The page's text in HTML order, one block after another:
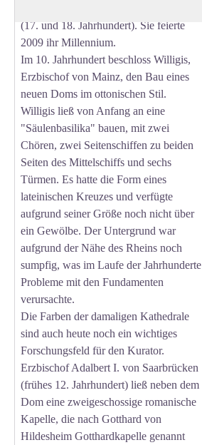
(17. und 18. Jahrhundert). Sie feierte
2009 ihr Millennium.
Im 10. Jahrhundert beschloss Willigis,
Erzbischof von Mainz, den Bau eines
neuen Doms im ottonischen Stil.
Willigis ließ von Anfang an eine
"Säulenbasilika" bauen, mit zwei
Chören, zwei Seitenschiffen zu beiden
Seiten des Mittelschiffs und sechs
Türmen. Es hatte die Form eines
lateinischen Kreuzes und verfügte
aufgrund seiner Größe noch nicht über
ein Gewölbe. Der Untergrund war
aufgrund der Nähe des Rheins noch
sumpfig, was im Laufe der Jahrhunderte
Probleme mit den Fundamenten
verursachte.
Die Farben der damaligen Kathedrale
sind auch heute noch ein wichtiges
Forschungsfeld für den Kurator.
Erzbischof Adalbert I. von Saarbrücken
(frühes 12. Jahrhundert) ließ neben dem
Dom eine zweigeschossige romanische
Kapelle, die nach Gotthard von
Hildesheim Gotthardkapelle genannt